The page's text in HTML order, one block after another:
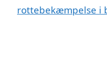
rottebekæmpelse i